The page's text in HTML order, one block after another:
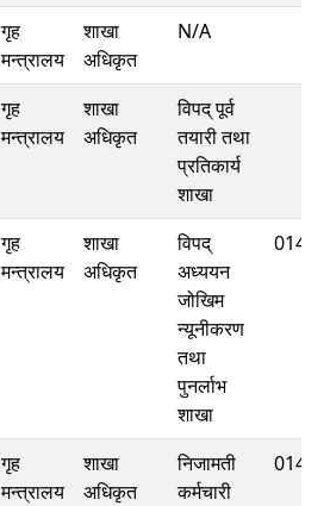
गृह
मन्त्रालय
शाखा
अधिकृत
N/A
गृह
मन्त्रालय
शाखा
अधिकृत
विपद् पूर्व
तयारी तथा
प्रतिकार्य
शाखा
गृह
मन्त्रालय
शाखा
अधिकृत
विपद्
अध्ययन
जोखिम
न्यूनीकरण
तथा
पुनर्लाभ
शाखा
गृह
मन्त्रालय
शाखा
अधिकृत
निजामती
कर्मचारी